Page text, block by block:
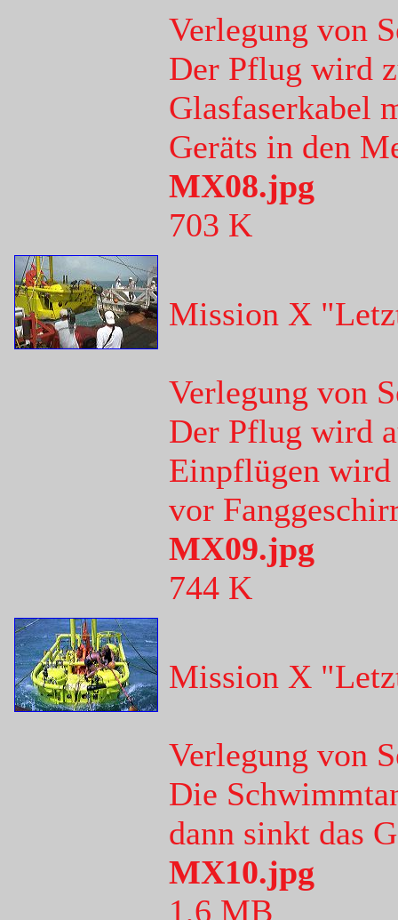
Verlegung von
Der Pflug wird
Glasfaserkabel
Geräts in den
MX08.jpg
703 K
Mission X
Verlegung von
Der Pflug wird
Einpflügen wird
vor
MX09.jpg
744 K
Mission X
Verlegung von
Die
dann sinkt das
MX10.jpg
1,6 MB